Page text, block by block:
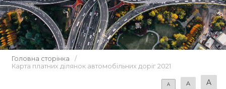
Головна сторінка
/
Карта платних ділянок автомобільних доріг 2021
A A A